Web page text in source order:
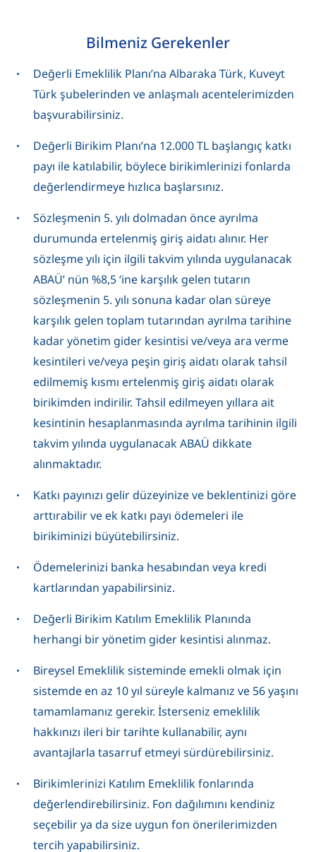
Bilmeniz Gerekenler
Değerli Emeklilik Planı’na Albaraka Türk, Kuveyt
Türk şubelerinden ve anlaşmalı acentelerimizden
başvurabilirsiniz.
Değerli Birikim Planı’na 12.000 TL başlangıç katkı
payı ile katılabilir, böylece birikimlerinizi fonlarda
değerlendirmeye hızlıca başlarsınız.
Sözleşmenin 5. yılı dolmadan önce ayrılma
durumunda ertelenmiş giriş aidatı alınır. Her
sözleşme yılı için ilgili takvim yılında uygulanacak
ABAÜ’ nün %8,5 ‘ine karşılık gelen tutarın
sözleşmenin 5. yılı sonuna kadar olan süreye
karşılık gelen toplam tutarından ayrılma tarihine
kadar yönetim gider kesintisi ve/veya ara verme
kesintileri ve/veya peşin giriş aidatı olarak tahsil
edilmemiş kısmı ertelenmiş giriş aidatı olarak
birikimden indirilir. Tahsil edilmeyen yıllara ait
kesintinin hesaplanmasında ayrılma tarihinin ilgili
takvim yılında uygulanacak ABAÜ dikkate
alınmaktadır.
Katkı payınızı gelir düzeyinize ve beklentinizi göre
arttırabilir ve ek katkı payı ödemeleri ile
birikiminizi büyütebilirsiniz.
Ödemelerinizi banka hesabından veya kredi
kartlarından yapabilirsiniz.
Değerli Birikim Katılım Emeklilik Planında
herhangi bir yönetim gider kesintisi alınmaz.
Bireysel Emeklilik sisteminde emekli olmak için
sistemde en az 10 yıl süreyle kalmanız ve 56 yaşını
tamamlamanız gerekir. İsterseniz emeklilik
hakkınızı ileri bir tarihte kullanabilir, aynı
avantajlarla tasarruf etmeyi sürdürebilirsiniz.
Birikimlerinizi Katılım Emeklilik fonlarında
değerlendirebilirsiniz. Fon dağılımını kendiniz
seçebilir ya da size uygun fon önerilerimizden
tercih yapabilirsiniz.